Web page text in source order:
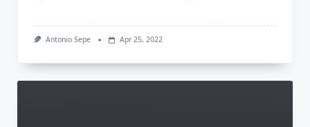
Antonio Sepe Apr 25, 2022